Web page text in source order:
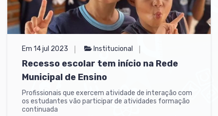
Em 14 jul 2023 Institucional
Recesso escolar tem início na Rede
Municipal de Ensino
Profissionais que exercem atividade de interação com
os estudantes vão participar de atividades formação
continuada